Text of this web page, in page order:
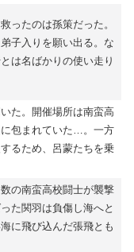
ったのは孫策だった。
子入りを願い出る。な
は名ばかりの使い走り
た。開催場所は南蛮高
包まれていた…。一方
るため、呂蒙たちを乗
の南蛮高校闘士が襲撃
た関羽は負傷し海へと
に飛び込んだ張飛とも